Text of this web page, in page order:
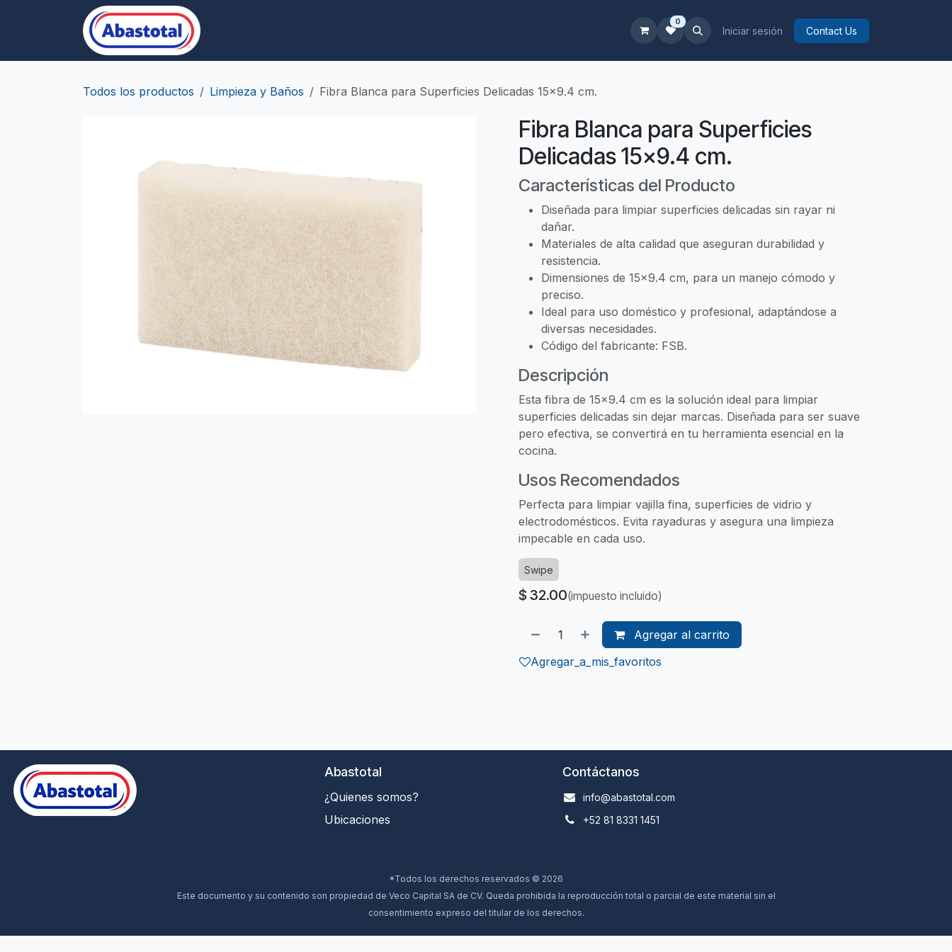
0
Iniciar sesión Contact Us
Todos los productos Limpieza y Baños Fibra Blanca para Superficies Delicadas 15x9.4 cm.
Fibra Blanca para Superficies
Delicadas 15x9.4 cm.
Características del Producto
Diseñada para limpiar superficies delicadas sin rayar ni
dañar.
Materiales de alta calidad que aseguran durabilidad y
resistencia.
Dimensiones de 15x9.4 cm, para un manejo cómodo y
preciso.
Ideal para uso doméstico y profesional, adaptándose a
diversas necesidades.
Código del fabricante: FSB.
Descripción
Esta fibra de 15x9.4 cm es la solución ideal para limpiar
superficies delicadas sin dejar marcas. Diseñada para ser suave
pero efectiva, se convertirá en tu herramienta esencial en la
cocina.
Usos Recomendados
Perfecta para limpiar vajilla fina, superficies de vidrio y
electrodomésticos. Evita rayaduras y asegura una limpieza
impecable en cada uso.
Swipe
$ 32.00(impuesto incluido)
Agregar al carrito
Agregar_a_mis_favoritos
*Todos los derechos reservados © 2026
Este documento y su contenido son propiedad de Veco Capital SA de CV. Queda prohibida la reproducción total o parcial de este material sin el
consentimiento expreso del titular de los derechos.
Abastotal
¿Quienes somos?
Ubicaciones
Contáctanos
info@abastotal.com
+52 81 8331 1451